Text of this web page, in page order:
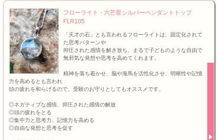
フローライト・六芒星シルバーペンダントトップ
FLR105
「天才の石」とも言われるフローライトは、固定化されて
た思考パターンや
抑圧された感情を解き放ち、まるで子どものような自由で
無邪気な発想や思考を高めてくれます。
精神を落ち着かせ、脳や海馬を活性化させ、明晰性や記憶
力を高めるとも言われ
頭の疲れを和らげるので、受験のお守りとしてもオススメです。
◎ネガティブな感情、抑圧された感情の解放
◎頭の疲れをとる
◎集中力と思考力、記憶力を高める
◎自由な発想と思考を促す